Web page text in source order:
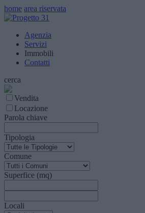
home area riservata
Agenzia
Servizi
Immobili
Contatti
cerca
Vendita
Locazione
Parola chiave
Tipologia
Comune
Superfice (mq)
Locali